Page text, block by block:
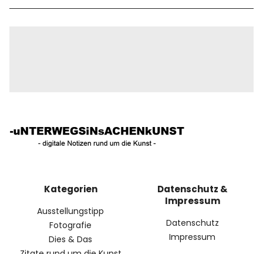
Kategorien
Ausstellungstipp
Fotografie
Dies & Das
Datenschutz &
Impressum
Datenschutz
Impressum